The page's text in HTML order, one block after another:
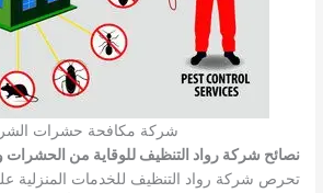
شركة مكافحة حشرات
نصائح شركة رواد التنظيف للوقاية من الحشرات
تحرص شركة رواد التنظيف للخدمات المنزلية